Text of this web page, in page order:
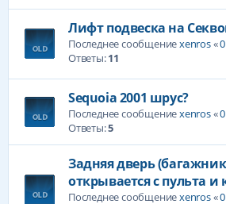
Лифт подвеска на
Последнее сообщениеxenros«
Ответы:11
Sequoia 2001 шрус?
Последнее сообщениеxenros«
Ответы:5
Задняя дверь
открывается с пульта и
Последнее сообщениеxenros«